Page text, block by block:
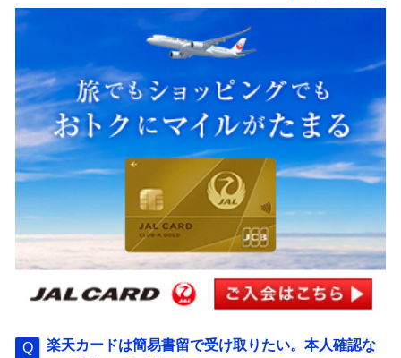
楽天カードは簡易書留で受け取りたい。本人確認な